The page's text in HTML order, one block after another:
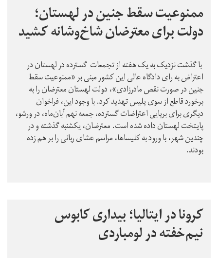
ممنوعیت سقط جنین در لهستان؛
دولت برای معترضان شاخ‌وشانه کشید
با گذشت نزدیک به یک هفته از تجمعات گسترده در لهستان در
اعتراض به رای دادگاه عالی این کشور مبنی بر «ممنوعیت سقط
جنین در صورت نقص مادرزادی»، دولت لهستان معترضان را به
برخورد قاطع از سوی پلیس تهدید کرد. با وجود این، فراخوان
دیگری برای برپایی اعتراضات گسترده، جمعه نهم آبان‌ماه، در ورشو،
پایتخت لهستان داده شده است. معترضان، یکشنبه گذشته و در
چندین شهر، با ورود به کلیساها، مراسم عشای ربانی را بر هم زده
بودند.
کرونا در ایتالیا؛ بیداری کابوس
نیم‌خفته در لومباردی